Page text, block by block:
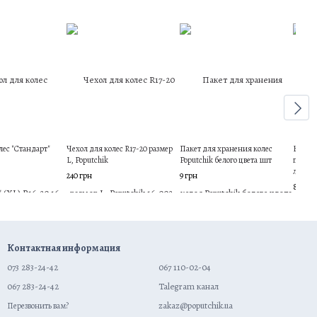
"Стандарт"
Чехол для колес R17-20 размер
L, Poputchik
240 грн
Пакет для хранения колес
Poputchik белого цвета 1шт
9 грн
86 грн
Контактная информация
073 283-24-42
067 283-24-42
Перезвонить вам?
067 110-02-04
Talegram канал
zakaz@poputchik.ua